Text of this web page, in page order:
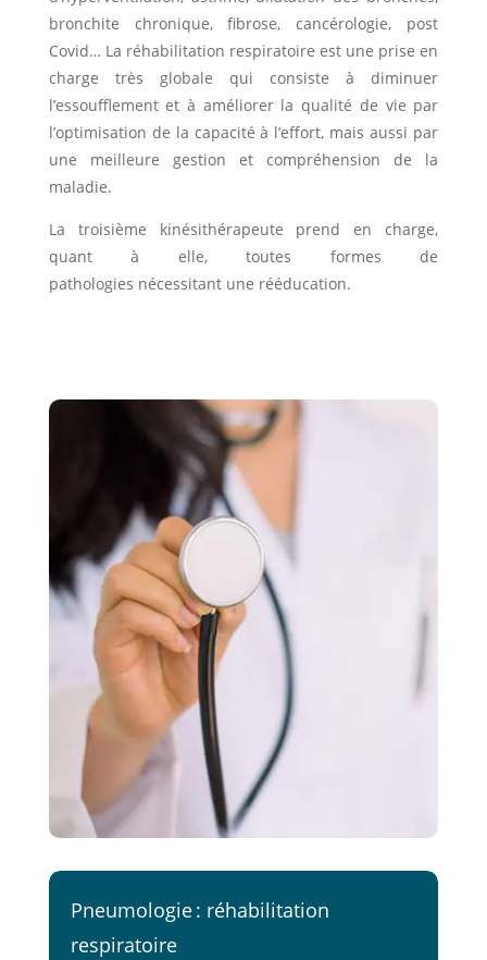
bronchite chronique, fibrose, cancérologie, post
Covid… La réhabilitation respiratoire est une prise en
charge très globale qui consiste à diminuer
l’essoufflement et à améliorer la qualité de vie par
l’optimisation de la capacité à l’effort, mais aussi par
une meilleure gestion et compréhension de la
maladie.
La troisième kinésithérapeute prend en charge,
quant à elle, toutes formes de
pathologies nécessitant une rééducation.
Pneumologie : réhabilitation
respiratoire